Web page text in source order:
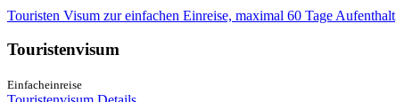
Touristen Visum zur einfachen Einreise, maximal 60 Tage Aufenthalt
Touristenvisum
Einfacheinreise